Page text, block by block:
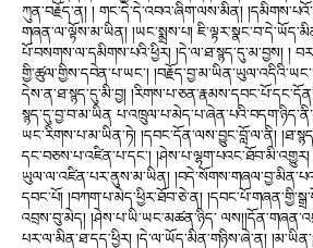
ཀུན་བརྗོད་ན། ། གང་དེ་དེ་འབའ་ཞིག་ལས་མིན།
གཞན་ལ་ལྟོས་མ་ཡིན། །ཡང་སྨྲས་པ།
པོ་བསགས་ལ་དམིགས་པའི་ཕྱིར། །དེ་ལ་ཐ་སྙད་དུ་མ་བྱས། །
གྱི་ཚུལ་གྱིས་དབེན་པ་ཡང་།
དེས་ན་ཐ་སྙད་དུ་མི་བྱ།
སྙད་དུ་བྱ་བ་མ་ཡིན
ཡང་རིགས་པ་མ་ཡིན་ཏེ། །དབང་དོན་ལས་བྱུང་བློ་ལ་ནི།
དང་བཅས་པ་འཛིན་པ་དང་། །ཤེས་པ་ལྷག་པའང་ཐོབ་མི་འགྱུར།
ཡུལ་ལ་འཛིན་པར་ནུས་མ་ཡིན།
དབང་པོ། །བཀག་པ་མེད་ཕྱིར་ཐོབ་ཅེ་ན།
འབྲས་བུ་མེད། །ཤེས་པ་ཡི་ཡང་མཚན་ཉིད་
པར་ལ་མིན་ཐ་དད་ཕྱིར། །དེ་ལ་ཡོད་མིན་གཉིས་ཞེ་ན།